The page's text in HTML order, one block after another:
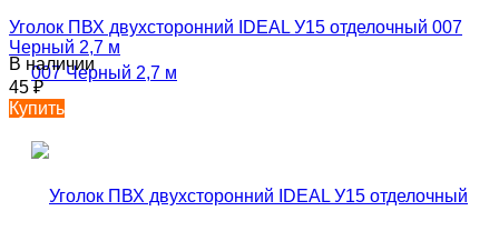
Уголок ПВХ двухсторонний IDEAL У15 отделочный 007
Черный 2,7 м
В наличии
45₽
Купить